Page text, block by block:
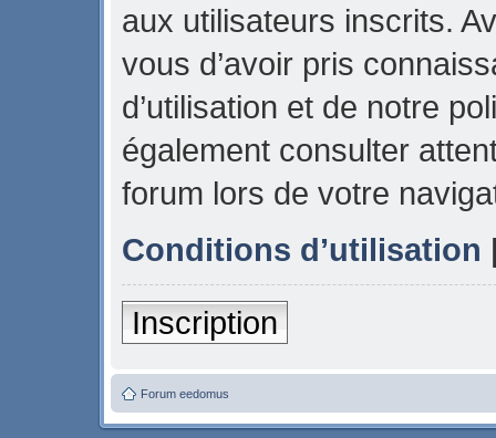
aux utilisateurs inscrits.
vous d’avoir pris
d’utilisation et de notre
également consulter
forum lors de votre
Conditions d’utilisation
Inscription
Forum eedomus